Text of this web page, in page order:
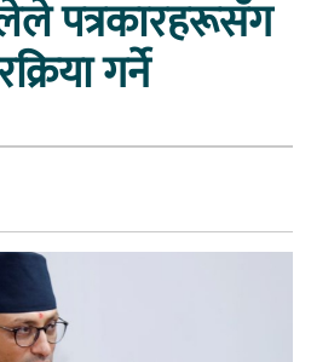
पत्रकारहरूसँग
गर्ने